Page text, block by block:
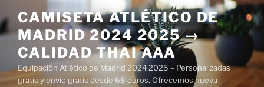
al
contenido
CAMISETA ATLÉTICO DE
MADRID 2024 2025 →
CALIDAD THAI AAA
Equipación Atlético de Madrid 2024 2025 – Personalizadas
gratis y envío gratis desde 68 euros. Ofrecemos nueva